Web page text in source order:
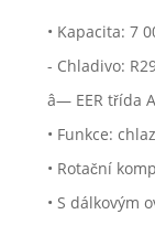
• Kapacita: 7
- Chladivo:
â— EER třída A
• Funkce:
• Rotační
• S dálkovým